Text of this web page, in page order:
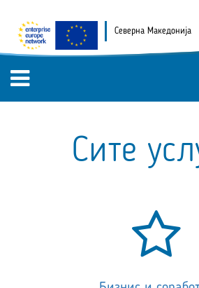
Северна Македонија
Сите